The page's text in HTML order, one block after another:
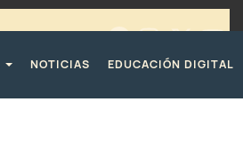
NOTICIAS EDUCACIÓN DIGITAL